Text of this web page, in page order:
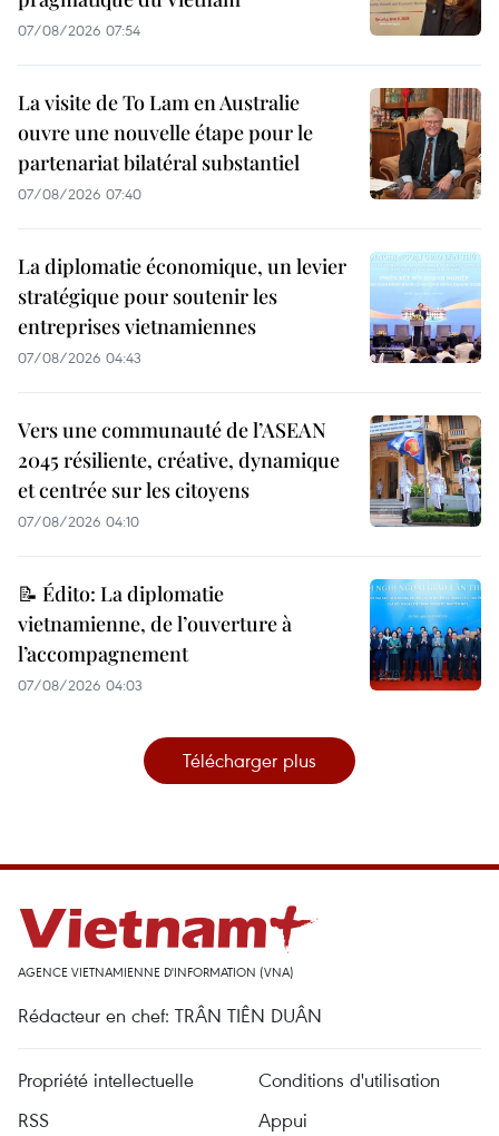
07/08/2026 07:54
La visite de To Lam en Australie
ouvre une nouvelle étape pour le
partenariat bilatéral substantiel
07/08/2026 07:40
La diplomatie économique, un levier
stratégique pour soutenir les
entreprises vietnamiennes
07/08/2026 04:43
Vers une communauté de l’ASEAN
2045 résiliente, créative, dynamique
et centrée sur les citoyens
07/08/2026 04:10
📝 Édito: La diplomatie
vietnamienne, de l’ouverture à
l’accompagnement
07/08/2026 04:03
Télécharger plus
AGENCE VIETNAMIENNE D'INFORMATION (VNA)
Rédacteur en chef: TRÂN TIÊN DUÂN
Propriété intellectuelle
Conditions d'utilisation
RSS
Appui